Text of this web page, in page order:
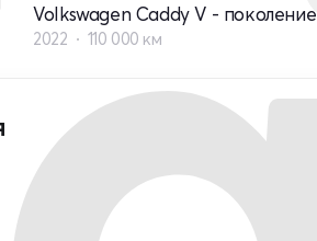
Volkswagen Caddy V - поколение
2022 110 000 км